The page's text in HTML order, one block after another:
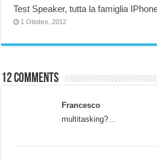
Test Speaker, tutta la famiglia
1 Ottobre, 2012
12 comments
Francesco
multitasking?…